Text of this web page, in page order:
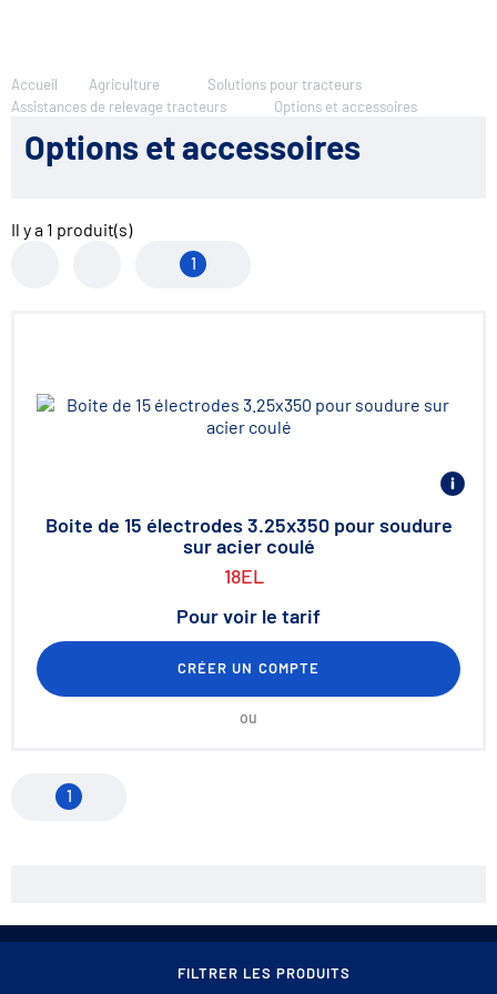
Accueil Agriculture
Solutions pour tracteurs
Assistances de relevage tracteurs
Options et accessoires
Options et accessoires
FILTRER LES PRODUITS
Il y a 1 produit(s)
1
Boite de 15 électrodes 3.25x350 pour soudure
sur acier coulé
18EL
Pour voir le tarif
CRÉER UN COMPTE
ou
1
Protection des données / Cookies